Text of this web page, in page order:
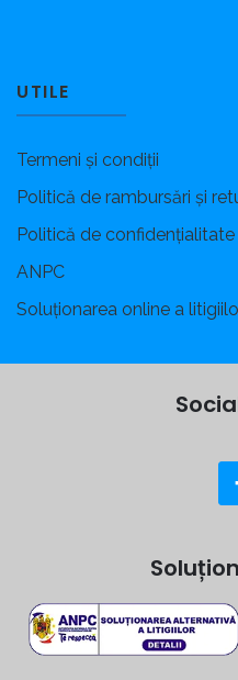
UTILE
Termeni și condiții
Politică de rambursări și
Politică de confidențialitate
ANPC
Soluționarea online a